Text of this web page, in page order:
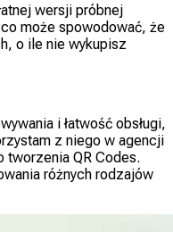
wersji próbnej
co może spowodować, że
o ile nie wykupisz
i łatwość obsługi,
z niego w agencji
QR Codes.
różnych rodzajów